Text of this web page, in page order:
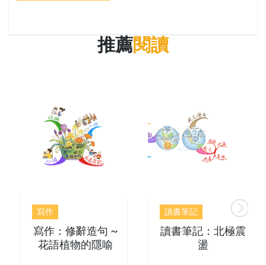
推薦閱讀
寫作
寫作：修辭造句 ~
花語植物的隱喻
讀書筆記
讀書筆記：北極震
盪